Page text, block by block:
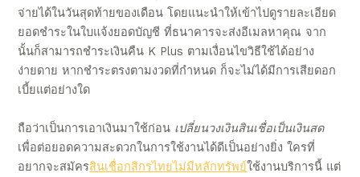
จ่ายได้ในวันสุดท้ายของเดือน โดยแนะนำให้เข้าไปดูรายละเอียด
ยอดชำระในใบแจ้งยอดบัญชี ที่ธนาคารจะส่งอีเมลหาคุณ จาก
นั้นก็สามารถชำระเงินคืน K Plus ตามเงื่อนไขวิธีใช้ได้อย่าง
ง่ายดาย หากชำระตรงตามงวดที่กำหนด ก็จะไม่ได้มีการเสียดอก
เบี้ยแต่อย่างใด
ถือว่าเป็นการเอาเงินมาใช้ก่อน เปลี่ยนวงเงินสินเชื่อเป็นเงินสด
เพื่อต่อยอดความสะดวกในการใช้งานได้ดีเป็นอย่างยิ่ง ใครที่
อยากจะสมัครสินเชื่อกสิกรไทยไม่มีหลักทรัพย์ใช้งานบริการนี้ แต่